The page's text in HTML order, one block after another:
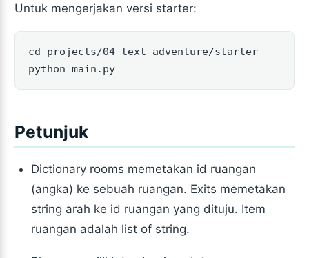
Untuk mengerjakan versi starter:
cd projects/04-text-adventure/starter
python main.py
Petunjuk
Dictionary rooms memetakan id ruangan
(angka) ke sebuah ruangan. Exits memetakan
string arah ke id ruangan yang dituju. Item
ruangan adalah list of string.